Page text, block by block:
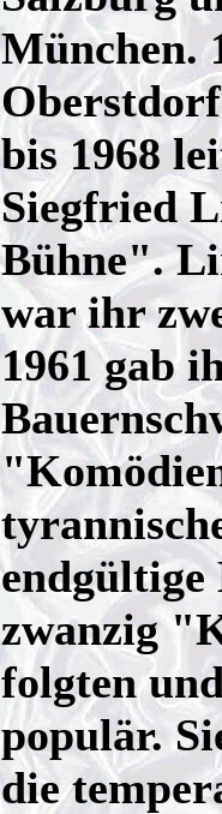
München.
bis 1968
Siegfried
Bühne".
war ihr
1961 gab
endgültige
zwanzig
folgten
populär.
die